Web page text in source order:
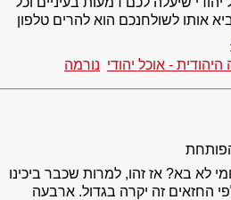
אותו לשולחנכם הוא להרים טלפון
- אוכל יהודי נורמה
ומי לא בא? אז זהו, למרות שכבר ביכינו
החזאים זה יקרה בגדול. ארבעה